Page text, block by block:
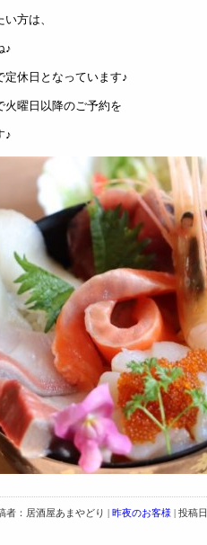
方は、
♪
定休日となっています♪
火曜日以降のご予約を
♪
者：居酒屋あまやどり | 昨夜のお客様 | 投稿